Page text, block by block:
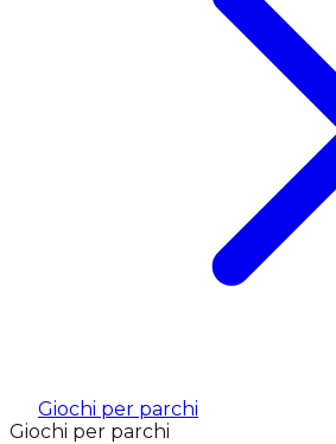
Giochi per parchi
Giochi per parchi